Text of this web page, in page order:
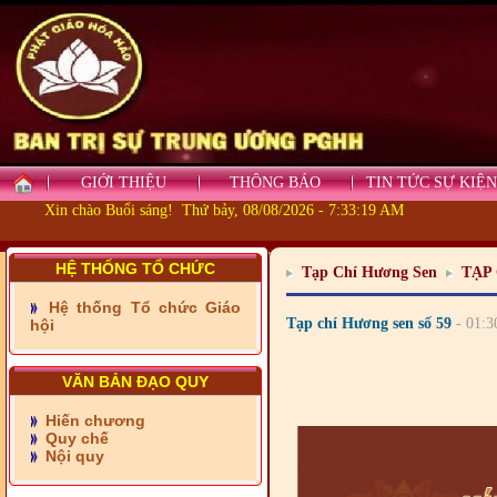
GIỚI THIỆU THÔNG BÁO
TIN TỨC SỰ KIỆN
Xin chào Buổi sáng! Thứ bảy, 08/08/2026 - 7:33:21 AM
HỆ THỐNG TỔ CHỨC
Hệ thống Tổ chức Giáo
hội
VĂN BẢN ĐẠO QUY
Hiến chương
Quy chế
Nội quy
- Những tấm lòng thiện
nguyện vùng biên
- BAN TRỊ SỰ XÃ ĐẠI
PHƯỚC TỈNH ĐỒNG NAI
- Xã Châu Phú khánh
thành cầu Kênh 7 - Nam
kênh Quốc Gia
- Xã Phú Lâm bàn giao 9
căn nhà Đại đoàn kết
- KHỞI CÔNG XÂY CẦU
RẠCH SÚC XÃ MỸ THUẬN
TỈNH VĨNH LONG
Tạp Chí Hương Sen TẠP
Tạp chí Hương sen số 59 -